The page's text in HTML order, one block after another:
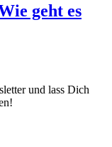
geht es
und lass Dich